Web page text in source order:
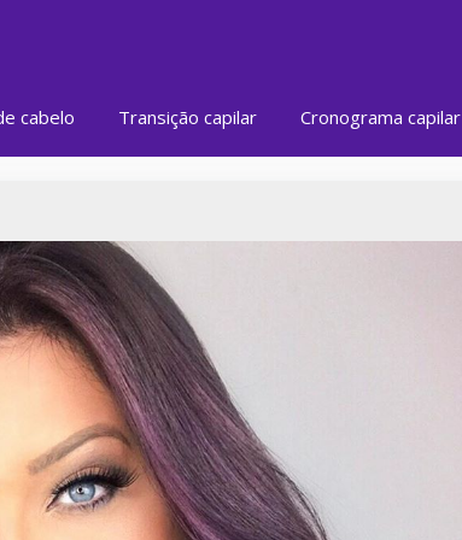
cabelo Transição capilar Cronograma capilar